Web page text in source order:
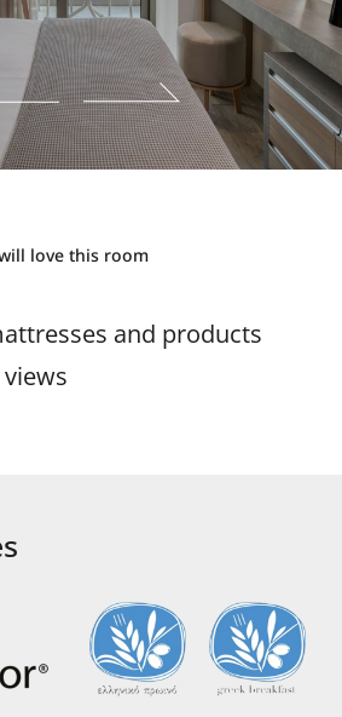
love this room
and products